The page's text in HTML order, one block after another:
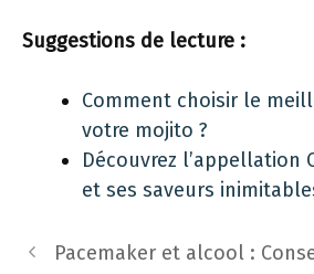
Suggestions de lecture :
Comment choisir le
votre mojito ?
Découvrez l’appellation
et ses saveurs
Pacemaker et alcool :